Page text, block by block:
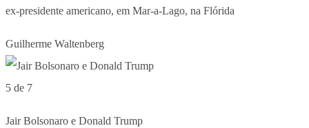
ex-presidente americano, em Mar-a-Lago, na Flórida
Guilherme Waltenberg
5 de 7
Jair Bolsonaro e Donald Trump